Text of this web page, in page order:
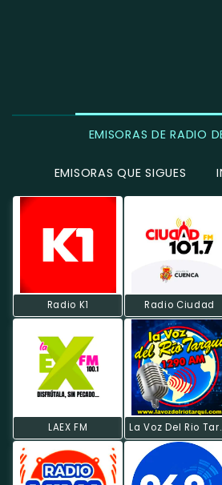
EMISORAS DE RADIO
EMISORAS QUE SIGUES
Radio K1 Radio Ciudad
LAEX FM La